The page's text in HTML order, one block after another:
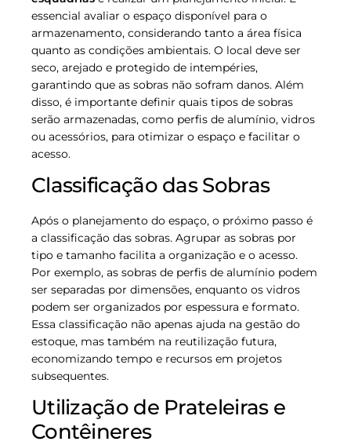
essencial avaliar o espaço disponível para o
armazenamento, considerando tanto a área física
quanto as condições ambientais. O local deve ser
seco, arejado e protegido de intempéries,
garantindo que as sobras não sofram danos. Além
disso, é importante definir quais tipos de sobras
serão armazenadas, como perfis de alumínio, vidros
ou acessórios, para otimizar o espaço e facilitar o
acesso.
Classificação das Sobras
Após o planejamento do espaço, o próximo passo é
a classificação das sobras. Agrupar as sobras por
tipo e tamanho facilita a organização e o acesso.
Por exemplo, as sobras de perfis de alumínio podem
ser separadas por dimensões, enquanto os vidros
podem ser organizados por espessura e formato.
Essa classificação não apenas ajuda na gestão do
estoque, mas também na reutilização futura,
economizando tempo e recursos em projetos
subsequentes.
Utilização de Prateleiras e
Contêineres